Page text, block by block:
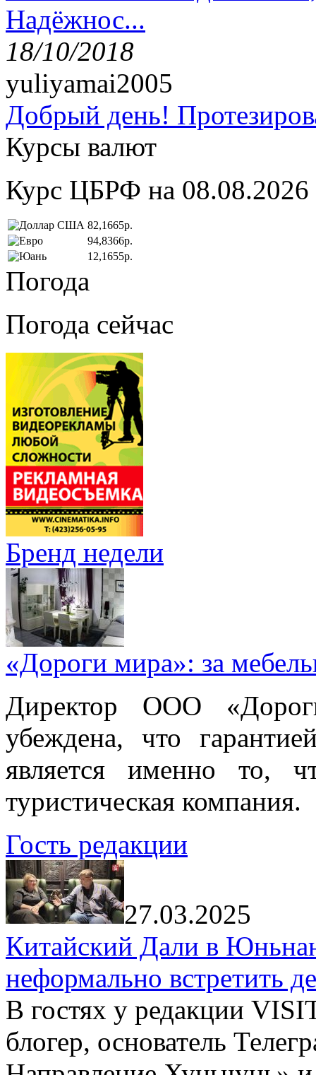
Надёжнос...
18/10/2018
yuliyamai2005
Добрый день!
Курсы валют
Курс ЦБРФ на 08.08.2026
82,1665р.
94,8366р.
12,1655р.
Погода
Погода сейчас
Бренд недели
«Дороги мира»: за
Директор ООО
убеждена, что
является именно то,
туристическая компания.
Гость редакции
27.03.2025
Китайский Дали в
неформально встретить
В гостях у редакции
блогер, основатель